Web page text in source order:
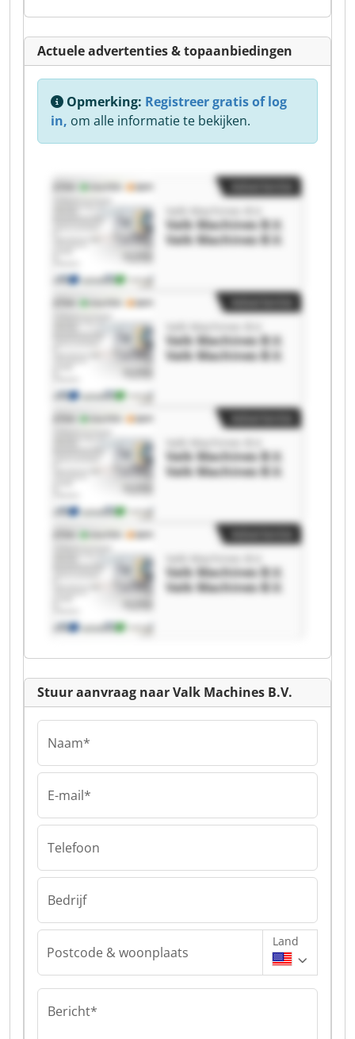
Actuele advertenties & topaanbiedingen
Opmerking: Registreer gratis of log
in, om alle informatie te bekijken.
Valk Machines B.V.
Valk Machines B.V.
Valk Machines B.V.
Valk Machines B.V.
Valk Machines B.V.
Valk Machines B.V.
Valk Machines B.V.
Valk Machines B.V.
Valk Machines B.V.
Valk Machines B.V.
Valk Machines B.V.
Valk Machines B.V.
Stuur aanvraag naar Valk Machines B.V.
Naam*
E-mail*
Telefoon
Bedrijf
Postcode & woonplaats
Land
Bericht*